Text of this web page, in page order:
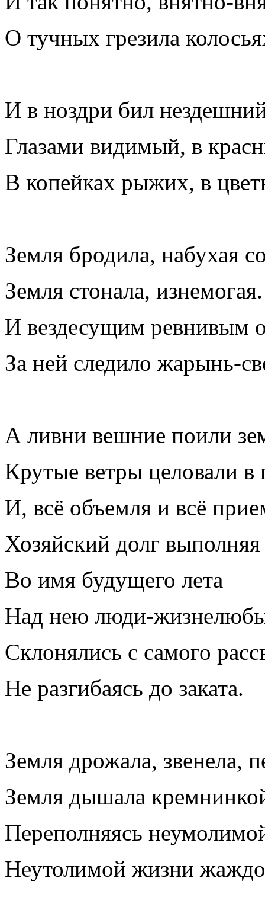
О тучных грезила
И в ноздри бил
Глазами видимый, в
В копейках рыжих, в
Земля бродила, набухая
Земля стонала, изнемогая.
И вездесущим ревнивым
За ней следило жарынь-
А ливни вешние поили
Крутые ветры целовали в
И, всё объемля и всё
Хозяйский долг выполняя
Во имя будущего лета
Над нею люди-
Склонялись с самого
Не разгибаясь до заката.
Земля дрожала, звенела,
Земля дышала
Переполняясь
Неутолимой жизни